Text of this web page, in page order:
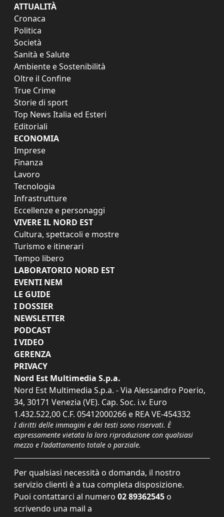
ATTUALITÀ
Cronaca
Politica
Società
Sanità e Salute
Ambiente e Sostenibilità
Oltre il Confine
True Crime
Storie di sport
Top News Italia ed Esteri
Editoriali
ECONOMIA
Imprese
Finanza
Lavoro
Tecnologia
Infrastrutture
Eccellenze e personaggi
VIVERE IL NORD EST
Cultura, spettacoli e mostre
Turismo e itinerari
Tempo libero
LABORATORIO NORD EST
EVENTI NEM
LE GUIDE
I DOSSIER
NEWSLETTER
PODCAST
I VIDEO
GERENZA
PRIVACY
Nord Est Multimedia S.p.a.
Nord Est Multimedia S.p.a. - Via Alessandro Poerio,
34, 30171 Venezia (VE). Cap. Soc. i.v. Euro
1.432.522,00 C.F. 05412000266 e REA VE-454332
I diritti delle immagini e dei testi sono riservati. È
espressamente vietata la loro riproduzione con qualsiasi
mezzo e l'adattamento totale o parziale.
Per qualsiasi necessità o domanda, il nostro
servizio clienti è a tua completa disposizione.
Puoi contattarci al numero 02 89362545 o
scrivendo una mail a